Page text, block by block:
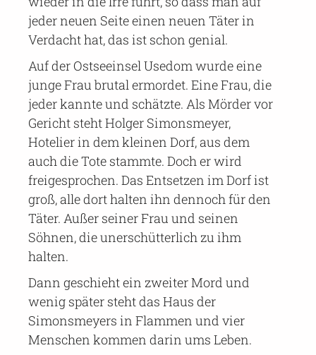
jeder neuen Seite einen neuen Täter in
Verdacht hat, das ist schon genial.
Auf der Ostseeinsel Usedom wurde eine
junge Frau brutal ermordet. Eine Frau, die
jeder kannte und schätzte. Als Mörder vor
Gericht steht Holger Simonsmeyer,
Hotelier in dem kleinen Dorf, aus dem
auch die Tote stammte. Doch er wird
freigesprochen. Das Entsetzen im Dorf ist
groß, alle dort halten ihn dennoch für den
Täter. Außer seiner Frau und seinen
Söhnen, die unerschütterlich zu ihm
halten.
Dann geschieht ein zweiter Mord und
wenig später steht das Haus der
Simonsmeyers in Flammen und vier
Menschen kommen darin ums Leben.